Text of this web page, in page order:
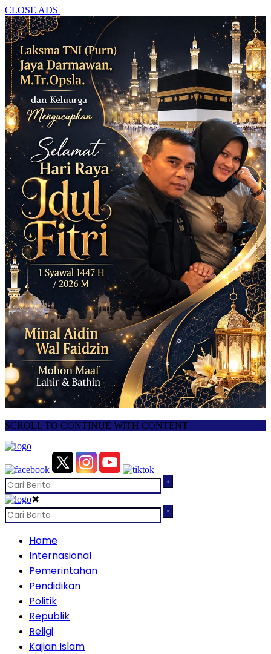
CLOSE ADS
SCROLL TO CONTINUE WITH CONTENT
✖
Home
Internasional
Pemerintahan
Pendidikan
Politik
Republik
Religi
Kajian Islam